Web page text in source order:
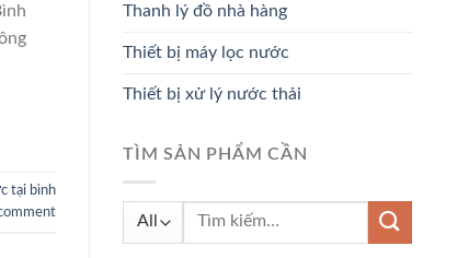
tại bình
Thanh lý đồ nhà hàng
Thiết bị máy lọc nước
Thiết bị xử lý nước thải
TÌM SẢN PHẨM CẦN
Tìm